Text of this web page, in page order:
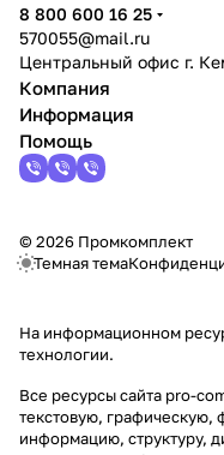
8 800 600 16 25
570055@mail.ru
Центральный офис г.
Компания
Информация
Помощь
© 2026 Промкомплект
Темная тема
На информационном
технологии.
Все ресурсы сайта pro-
текстовую, графическую,
информацию, структуру,